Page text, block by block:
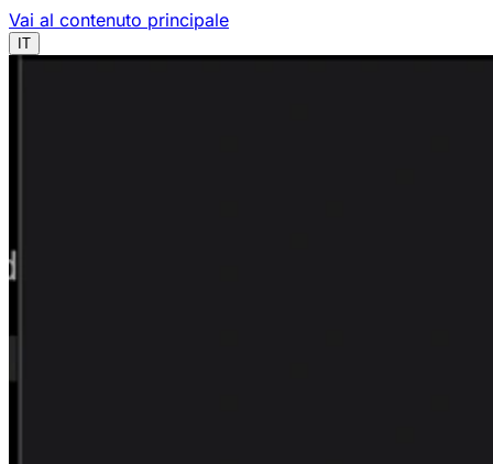
Vai al contenuto principale
IT